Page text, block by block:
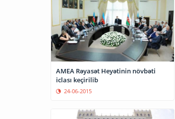
AMEA Rəyasət Heyətinin növbəti
iclası keçirilib
24-06-2015